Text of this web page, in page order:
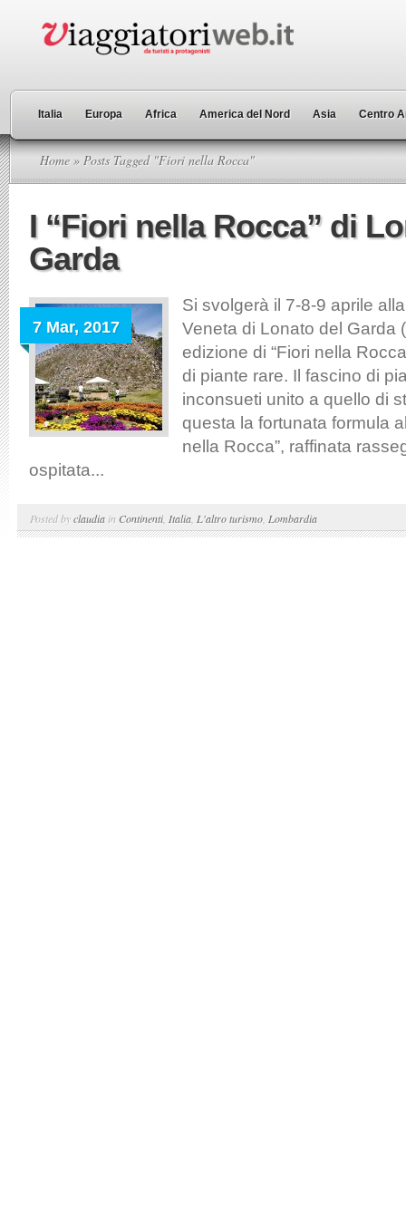
Italia Europa Africa America del Nord Asia Centro
Home » Posts Tagged "Fiori nella Rocca"
I “Fiori nella Rocca” di
Garda
7 Mar, 2017
Si svolgerà il 7-8-9 aprile
Veneta di Lonato del Garda
edizione di “Fiori nella
di piante rare. Il fascino di
inconsueti unito a quello di
questa la fortunata formula
nella Rocca”, raffinata
ospitata...
Posted byclaudia in Continenti, Italia L'altro turismo Lombardia